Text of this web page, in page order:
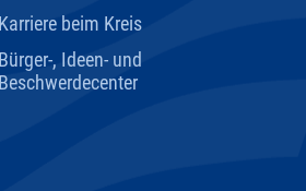
Karriere beim Kreis
Bürger-, Ideen- und
Beschwerdecenter